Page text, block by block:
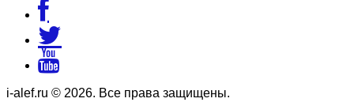
i-alef.ru © 2026. Все права защищены.